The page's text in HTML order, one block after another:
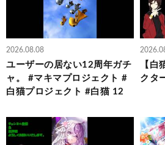
2026.08.08
ユーザーの居ない12周年ガチ
ャ。 #マキマプロジェクト #
白猫プロジェクト #白猫 12
【白
クタ